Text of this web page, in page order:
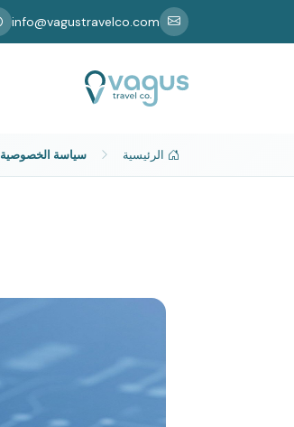
info@vagustravelco.com
الرئيسية سياسة الخصوصية